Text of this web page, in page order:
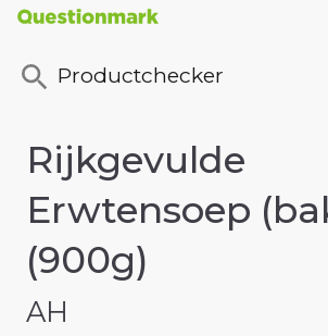
Productchecker
Rijkgevulde
Erwtensoep
(900g)
AH